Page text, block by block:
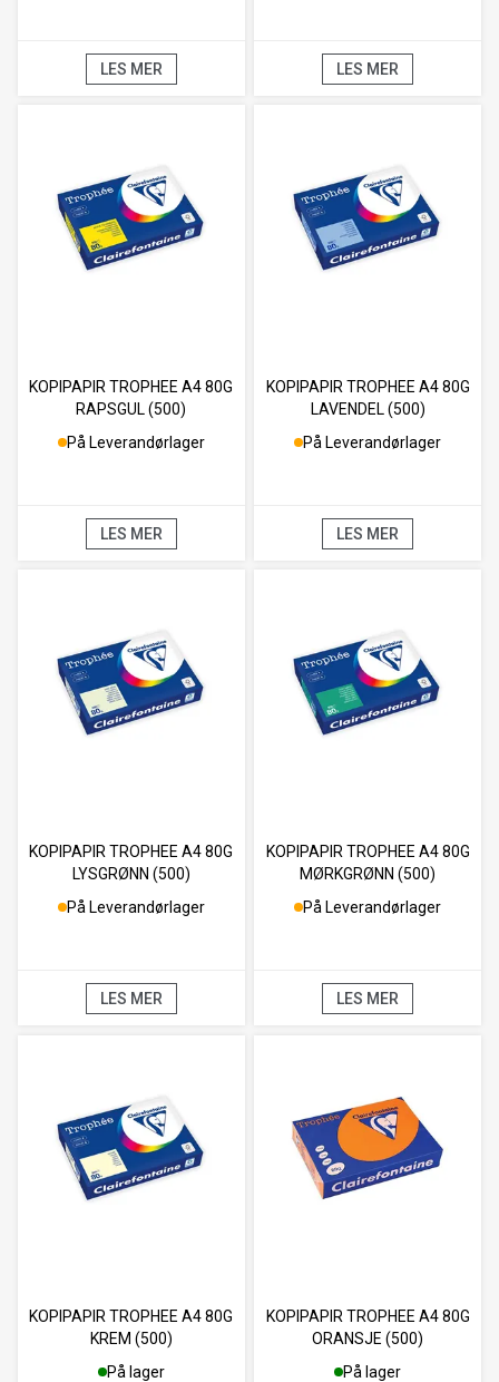
LES MER LES MER
KOPIPAPIR TROPHEE A4 80G
RAPSGUL (500)
På Leverandørlager
LES MER
KOPIPAPIR TROPHEE A4 80G
LAVENDEL (500)
På Leverandørlager
LES MER
KOPIPAPIR TROPHEE A4 80G
LYSGRØNN (500)
På Leverandørlager
LES MER
KOPIPAPIR TROPHEE A4 80G
MØRKGRØNN (500)
På Leverandørlager
LES MER
KOPIPAPIR TROPHEE A4 80G
KREM (500)
På lager
KOPIPAPIR TROPHEE A4 80G
ORANSJE (500)
På lager